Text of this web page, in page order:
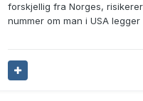
forskjellig fra Norges,
nummer om man i USA